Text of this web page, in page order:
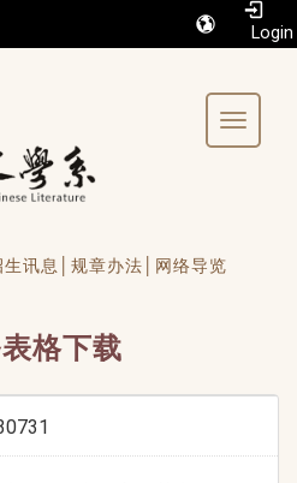
Toggle
生讯息│ 规章办法│ 网络导览
格下载